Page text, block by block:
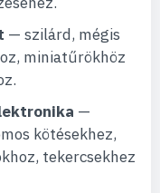
— szilárd, mégis
miniatűrökhöz
—
kötésekhez,
tekercsekhez